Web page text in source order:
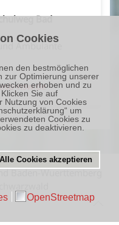
Cookies
den bestmöglichen
zur Optimierung unserer
erhoben und zu
Sie auf
Nutzung von Cookies
um
Cookies zu
zu deaktivieren.
Alle Cookies akzeptieren
OpenStreetmap
Bad
Ambulante
nsw.de
Baden-Wuerttemberg